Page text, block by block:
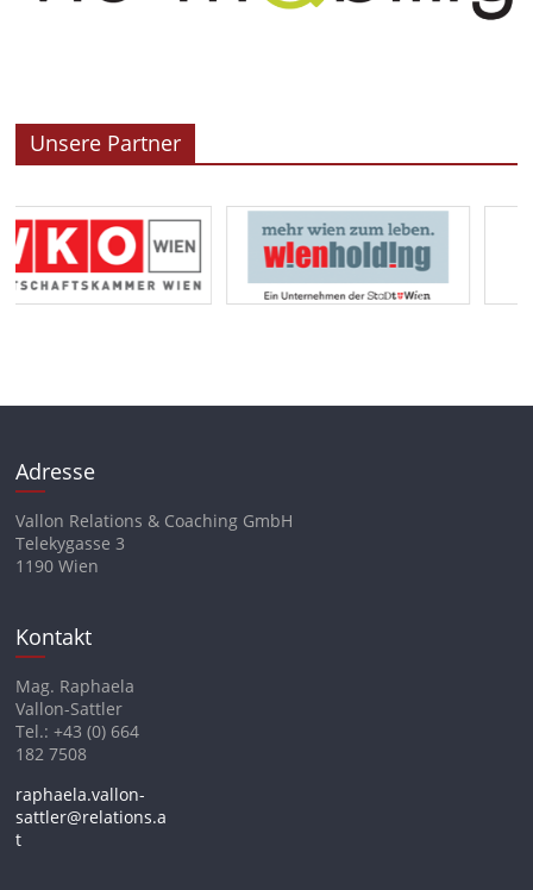
Unsere Partner
Adresse
Vallon Relations & Coaching GmbH
Telekygasse 3
1190 Wien
Kontakt
Mag. Raphaela
Vallon-Sattler
Tel.: +43 (0) 664
182 7508
raphaela.vallon-
sattler@relations.a
t